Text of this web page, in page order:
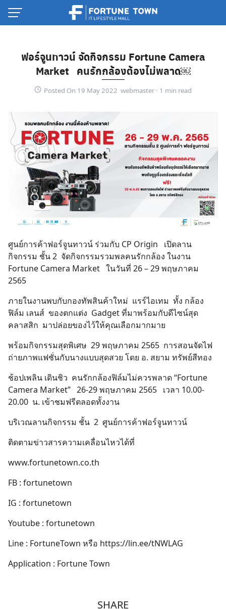
Skip
Thai
English
ฟอร์จูนทาวน์ จัดกิจกรรม Fortune Camera
Market คนรักกล้องต้องไม่พลาด￼
Posted On 19 May 2022 webmaster ·
ศูนย์การค้าฟอร์จูนทาวน์ ร่วมกับ CP Origin เปิดลาน
กิจกรรม ชั้น 2 จัดกิจกรรมรวมพลคนรักกล้อง ในงาน
Fortune Camera Market ในวันที่ 26 – 29 พฤษภาคม
2565
ภายในงานพบกับกองทัพสินค้าใหม่ แรร์ไอเทม ทั้ง กล้อง
ฟิล์ม เลนส์ ของตกแต่ง Gadget ที่มาพร้อมกับดีไซน์สุด
คลาสสิก มาปล่อยของไว้ให้คุณเลือกมากมาย
พร้อมกิจกรรมสุดพิเศษ 29 พฤษภาคม 2565 การสอนจัดไฟ
ถ่ายภาพแฟชั่นกับนางแบบสุดสวย โดย อ. สยาม ทรัพย์สีทอง
ช้อปเพลิน เดินชิว คนรักกล้องฟิล์มไม่ควรพลาด “Fortune
Camera Market” 26-29 พฤษภาคม 2565 เวลา 10.00-
20.00 น. เข้าชมฟรีตลอดทั้งงาน
บริเวณลานกิจกรรม ชั้น 2 ศูนย์การค้าฟอร์จูนทาวน์
ติดตามข่าวสารความเคลื่อนไหวได้ที่
www.fortunetown.co.th
FB : fortunetown
IG : fortunetown
Youtube : fortunetown
Line : FortuneTown หรือ https://lin.ee/tNWLAG
Application : Fortune Town
SHARE